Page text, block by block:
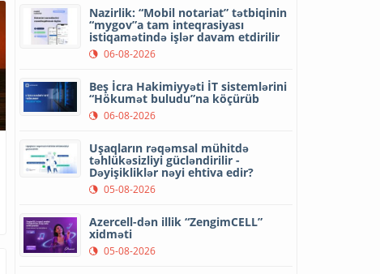
Nazirlik: “Mobil notariat” tətbiqinin
“mygov”a tam inteqrasiyası
istiqamətində işlər davam etdirilir
06-08-2026
Beş İcra Hakimiyyəti İT sistemlərini
“Hökumət buludu”na köçürüb
06-08-2026
Uşaqların rəqəmsal mühitdə
təhlükəsizliyi gücləndirilir -
Dəyişikliklər nəyi ehtiva edir?
05-08-2026
Azercell-dən illik “ZengimCELL”
xidməti
05-08-2026